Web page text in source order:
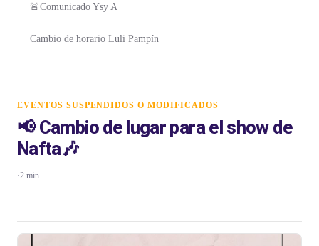
🚨Comunicado Ysy A
Cambio de horario Luli Pampín
EVENTOS SUSPENDIDOS O MODIFICADOS
📢 Cambio de lugar para el show de
Nafta🎶
·2 min